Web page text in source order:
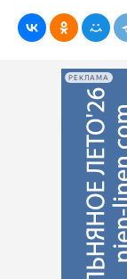
РЕКЛАМА